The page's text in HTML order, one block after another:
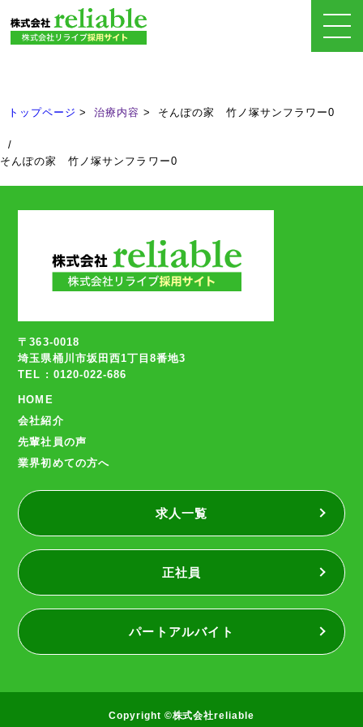
Treatment
トップページ 治療内容 そんぽの家 竹ノ塚サンフラワー0
/
そんぽの家 竹ノ塚サンフラワー0
〒363-0018
埼玉県桶川市坂田西1丁目8番地3
TEL : 0120-022-686
HOME
会社紹介
先輩社員の声
業界初めての方へ
求人一覧
正社員
パートアルバイト
Copyright ©株式会社reliable